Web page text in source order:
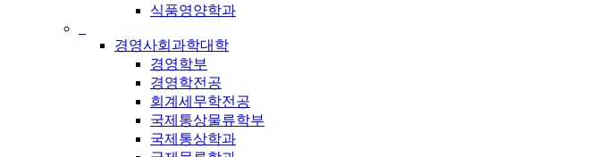
식품영양학과
경영사회과학대학
경영학부
경영학전공
회계세무학전공
국제통상물류학부
국제통상학과